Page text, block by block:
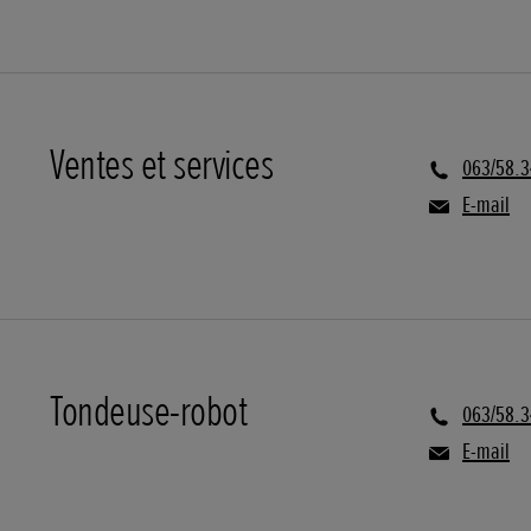
Ventes et services
063/
E-mail
Tondeuse-robot
063/
E-mail